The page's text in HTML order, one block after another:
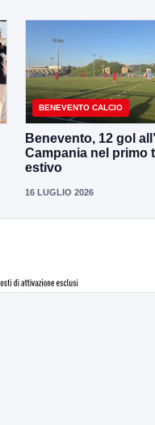
BENEVENTO CALCIO
Benevento, 12 gol
Campania nel primo
estivo
16 LUGLIO 2026